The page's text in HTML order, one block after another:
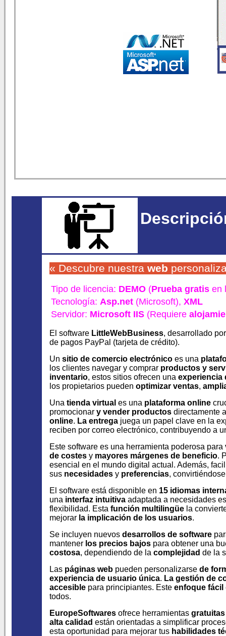
« Descubre nuestra web
Tipo de licencia: DEMO (Prueba gratis en
Tecnología: Asp.net (Microsoft), XML
Servidor: Microsoft IIS (Requiere
El software LittleWebBusiness, desarrollado
de pagos PayPal (tarjeta de crédito).
Un sitio de comercio electrónico es una
los clientes navegar y comprar productos y
inventario, estos sitios ofrecen una experiencia
los propietarios pueden optimizar ventas,
Una tienda virtual es una plataforma online
promocionar y vender productos directamente
online. La entrega juega un papel clave en la
reciben por correo electrónico, contribuyendo a
Este software es una herramienta poderosa para
de costes y mayores márgenes de beneficio.
esencial en el mundo digital actual. Además,
sus necesidades y preferencias,
El software está disponible en 15 idiomas
una interfaz intuitiva adaptada a necesidades
flexibilidad. Esta función multilingüe la
mejorar la implicación de los usuarios.
Se incluyen nuevos desarrollos de software
mantener los precios bajos para obtener una
costosa, dependiendo de la complejidad de la
Las páginas web pueden personalizarse de
experiencia de usuario única. La gestión de
accesible para principiantes. Este enfoque fácil
todos.
EuropeSoftwares ofrece herramientas gratuitas
alta calidad están orientadas a simplificar
esta oportunidad para mejorar tus habilidades